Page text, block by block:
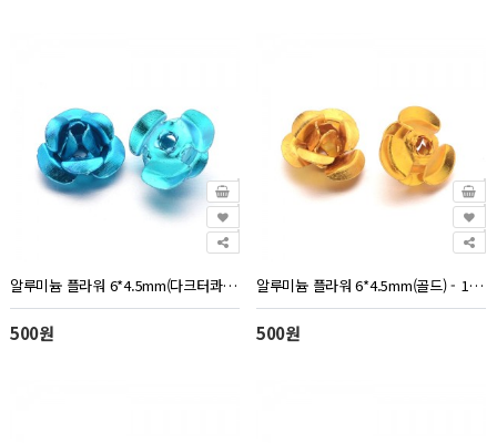
알루미늄 플라워 6*4.5mm(다크터콰이즈) - 10개
500원
알루미늄 플라워 6*4.5mm(골드) - 10개
500원